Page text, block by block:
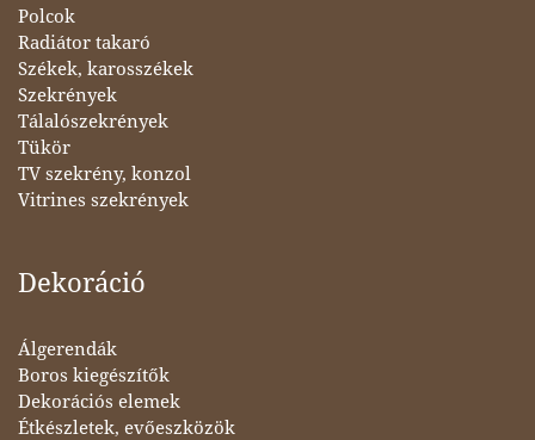
Polcok
Radiátor takaró
Székek, karosszékek
Szekrények
Tálalószekrények
Tükör
TV szekrény, konzol
Vitrines szekrények
Dekoráció
Álgerendák
Boros kiegészítők
Dekorációs elemek
Étkészletek, evőeszközök